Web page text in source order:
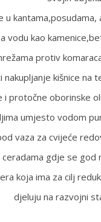
u
vodu kao
protiv
nakupljanje kišnice na
i protočne oborinske
umjesto vodom
vaza za cvijeće
gdje se god
koja ima za cilj
djeluju na razvojni